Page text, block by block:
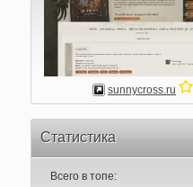
sunnycross.ru
Статистика
Всего в топе: